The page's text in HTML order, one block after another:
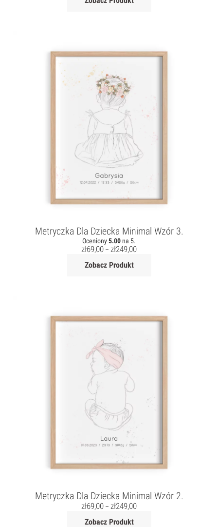
Metryczka Dla Dziecka Minimal Wzór 3.
Oceniony5.00 na 5.
zł69,00 – zł249,00
Zobacz Produkt
Metryczka Dla Dziecka Minimal Wzór 2.
zł69,00 – zł249,00
Zobacz Produkt